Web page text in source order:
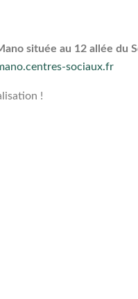
située au 12 allée du
sociaux.fr
!